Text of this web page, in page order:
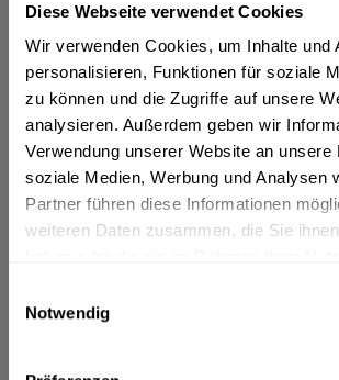
Diese Webseite verwendet Cookies
Wir verwenden Cookies, um Inhalte und
personalisieren, Funktionen für soziale
zu können und die Zugriffe auf unsere
analysieren. Außerdem geben wir
Verwendung unserer Website an unsere
soziale Medien, Werbung und Analysen
Partner führen diese Informationen
weiteren Daten zusammen, die Sie
Notwendig
Vorrätig
MEHRWEG
+2,40 € Pfand
In den Warenkorb
Artikel-Nr.:
26978
Verfügbar in:
mehr